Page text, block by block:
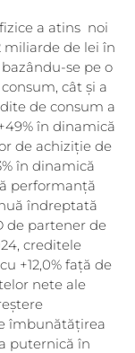
a atins noi
miliarde de lei în
bazându-se pe o
cât și a
de consum a
în dinamică
de achiziție de
în dinamică
performanță
îndreptată
de partener de
creditele
+12,0% față de
nete ale
îmbunătățirea
puternică în